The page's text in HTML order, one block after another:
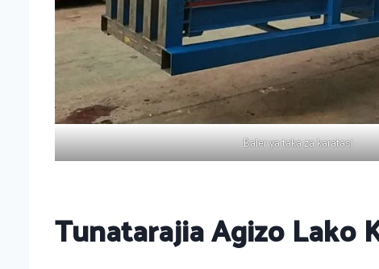
Baler ya taka za karatasi
Tunatarajia Agizo Lako